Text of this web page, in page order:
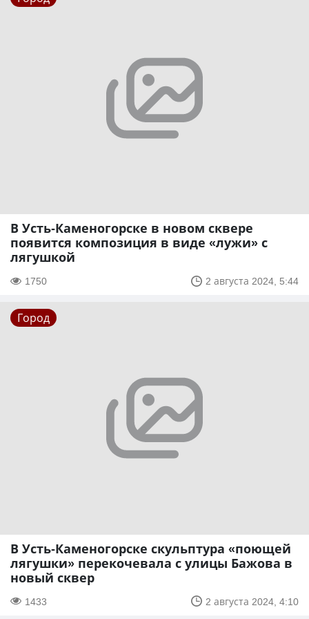
В Усть-Каменогорске в новом сквере
появится композиция в виде «лужи» с
лягушкой
1750 2 августа 2024, 5:44
Город
В Усть-Каменогорске скульптура «поющей
лягушки» перекочевала с улицы Бажова в
новый сквер
1433 2 августа 2024, 4:10